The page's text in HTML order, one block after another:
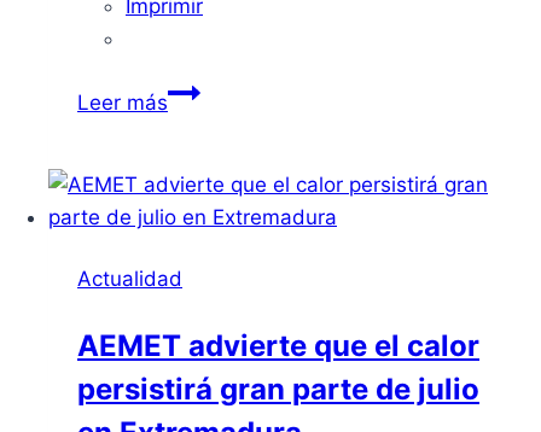
Imprimir
Leer másPlan
de
Badajoz:
Inversión
el
Futuro
Actualidad
AEMET advierte que el calor
persistirá gran parte de julio